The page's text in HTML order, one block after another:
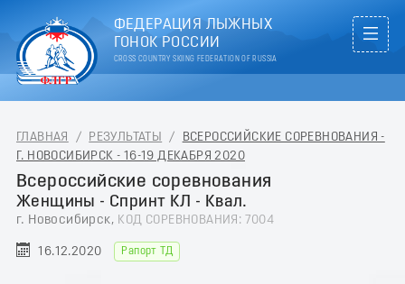
ФЕДЕРАЦИЯ ЛЫЖНЫХ
ГОНОК РОССИИ
CROSS COUNTRY SKIING FEDERATION OF RUSSIA
ГЛАВНАЯ / РЕЗУЛЬТАТЫ /
ВСЕРОССИЙСКИЕ СОРЕВНОВАНИЯ -
Г. НОВОСИБИРСК - 16-19 ДЕКАБРЯ 2020
Всероссийские соревнования
Женщины - Спринт КЛ - Квал.
г. Новосибирск, КОД СОРЕВНОВАНИЯ: 7004
16.12.2020 Рапорт ТД